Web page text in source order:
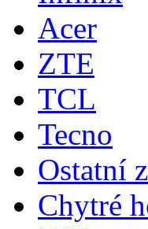
Acer
ZTE
TCL
Tecno
Ostatní
Chytré